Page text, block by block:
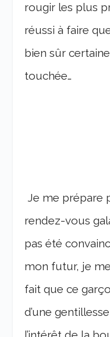
rougir les plus
réussi à faire
bien sûr
touchée…
Je me prépare
rendez-vous
pas été
mon futur, je
fait que ce
d’une